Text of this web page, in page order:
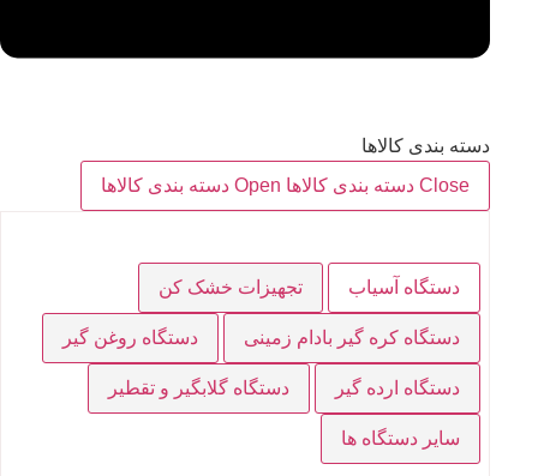
دسته بندی کالاها
Close دسته بندی کالاها
Open دسته بندی کالاها
دستگاه آسیاب تجهیزات خشک کن
دستگاه کره گیر بادام زمینی دستگاه روغن گیر
دستگاه ارده گیر دستگاه گلابگیر و تقطیر
سایر دستگاه ها